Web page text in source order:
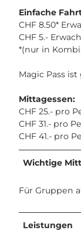
Einfache
CHF 8.50*
CHF 5.-
*(nur in
Magic Pass
Mittagessen:
CHF 25.- pro
CHF 31.- pro
CHF 41.- pro
Wichtige
Für Gruppen
Leistungen